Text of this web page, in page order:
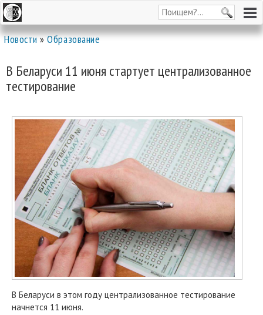
Новости»Образование
В Беларуси 11 июня стартует централизованное
тестирование
В Беларуси в этом году централизованное тестирование
начнется 11 июня.